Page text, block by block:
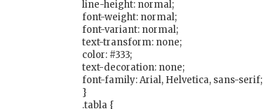
line-height: normal;
font-weight: normal;
font-variant: normal;
text-transform: none;
color: #333;
text-decoration: none;
font-family: Arial, Helvetica, sans-serif;
}
.tabla {